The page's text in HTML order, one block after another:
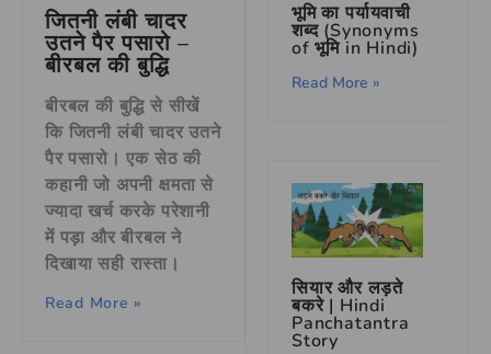
जितनी लंबी चादर
उतने पैर पसारो –
बीरबल की बुद्धि
बीरबल की बुद्धि से सीखें
कि जितनी लंबी चादर उतने
पैर पसारो। एक सेठ की
कहानी जो अपनी क्षमता से
ज्यादा खर्च करके परेशानी
में पड़ा और बीरबल ने
दिखाया सही रास्ता।
Read More »
भूमि का पर्यायवाची
शब्द (Synonyms
of भूमि in Hindi)
Read More »
सियार और लड़ते
बकरे | Hindi
Panchatantra
Story